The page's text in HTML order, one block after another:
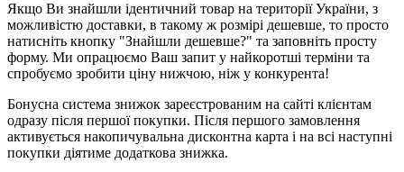
Якщо Ви знайшли ідентичний товар на території України, з
можливістю доставки, в такому ж розмірі дешевше, то просто
натисніть кнопку "Знайшли дешевше?" та заповніть просту
форму. Ми опрацюємо Ваш запит у найкоротші терміни та
спробуємо зробити ціну нижчою, ніж у конкурента!
Бонусна система знижок зареєстрованим на сайті клієнтам
одразу після першої покупки. Після першого замовлення
активується накопичувальна дисконтна карта і на всі наступні
покупки діятиме додаткова знижка.